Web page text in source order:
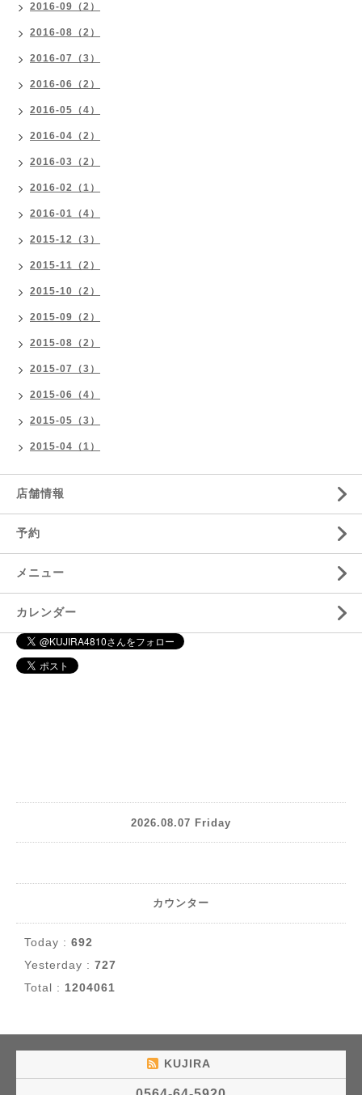
2016-09（2）
2016-08（2）
2016-07（3）
2016-06（2）
2016-05（4）
2016-04（2）
2016-03（2）
2016-02（1）
2016-01（4）
2015-12（3）
2015-11（2）
2015-10（2）
2015-09（2）
2015-08（2）
2015-07（3）
2015-06（4）
2015-05（3）
2015-04（1）
店舗情報
予約
メニュー
カレンダー
2026.08.07 Friday
カウンター
Today : 692
Yesterday : 727
Total : 1204061
KUJIRA